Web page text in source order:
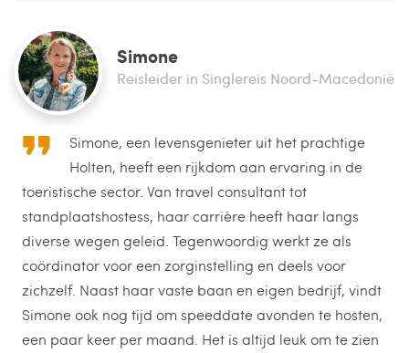
Simone
Reisleider in Singlereis Noord-Macedonië
Simone, een levensgenieter uit het prachtige
Holten, heeft een rijkdom aan ervaring in de
toeristische sector. Van travel consultant tot
standplaatshostess, haar carrière heeft haar langs
diverse wegen geleid. Tegenwoordig werkt ze als
coördinator voor een zorginstelling en deels voor
zichzelf. Naast haar vaste baan en eigen bedrijf, vindt
Simone ook nog tijd om speeddate avonden te hosten,
een paar keer per maand. Het is altijd leuk om te zien